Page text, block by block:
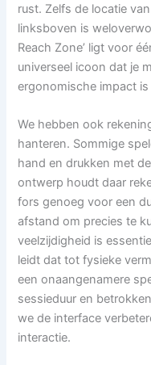
rust. Zelfs de locatie
linksboven is
Reach Zone’ ligt voor
universeel icoon dat je
ergonomische impact
We hebben ook
hanteren. Sommige
hand en drukken met
ontwerp houdt daar
fors genoeg voor een
afstand om precies te
veelzijdigheid is
leidt dat tot fysieke
een onaangenamere
sessieduur en
we de interface
interactie.